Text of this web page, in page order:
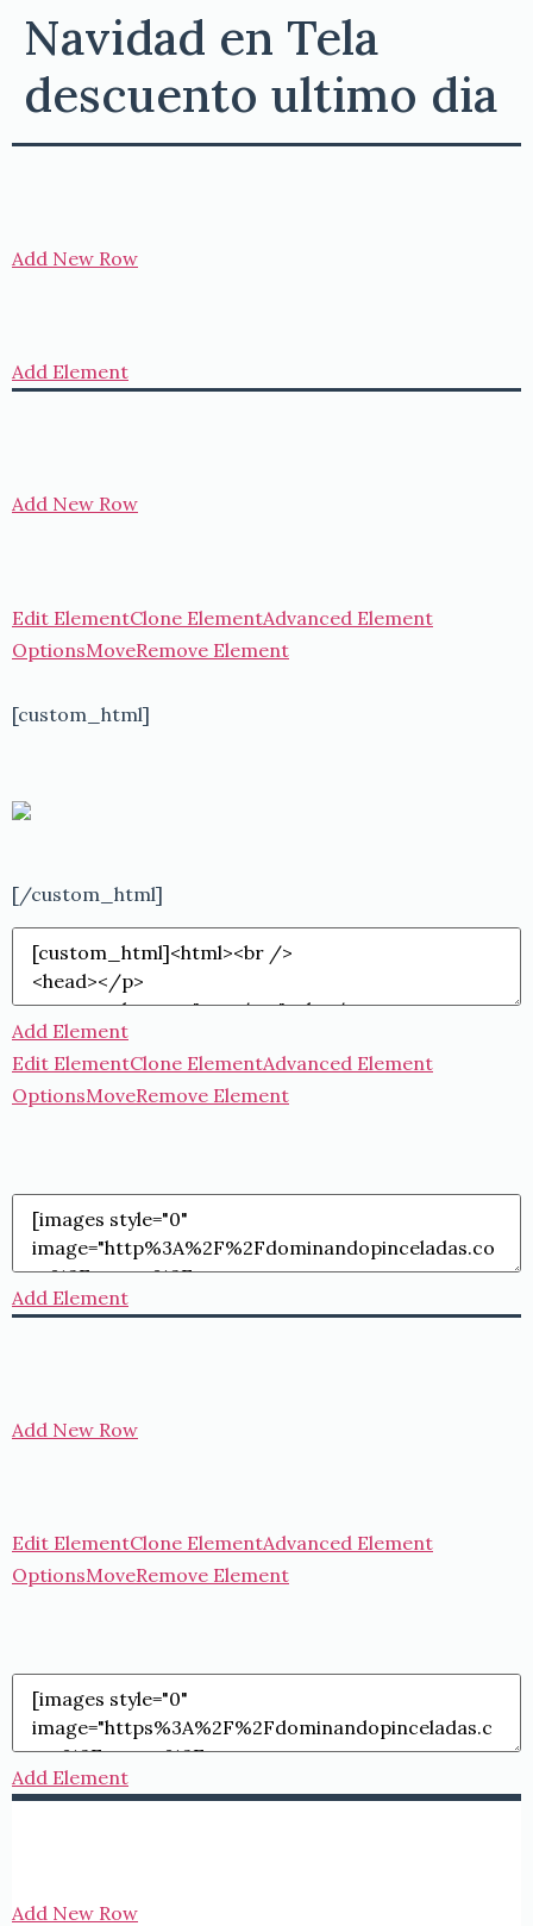
Navidad en Tela
descuento ultimo dia
Add New Row
Add Element
Add New Row
Edit ElementClone ElementAdvanced Element
OptionsMoveRemove Element
[custom_html]
[/custom_html]
Add Element
Edit ElementClone ElementAdvanced Element
OptionsMoveRemove Element
Add Element
Add New Row
Edit ElementClone ElementAdvanced Element
OptionsMoveRemove Element
Add Element
Add New Row